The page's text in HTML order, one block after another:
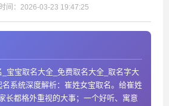
间：2026-03-23 19:47:25
宝宝取名大全_免费取名大全_取名字大
系统深度解析：崔姓女宝取名。给崔姓
长都格外重视的大事；一个好听、寓意